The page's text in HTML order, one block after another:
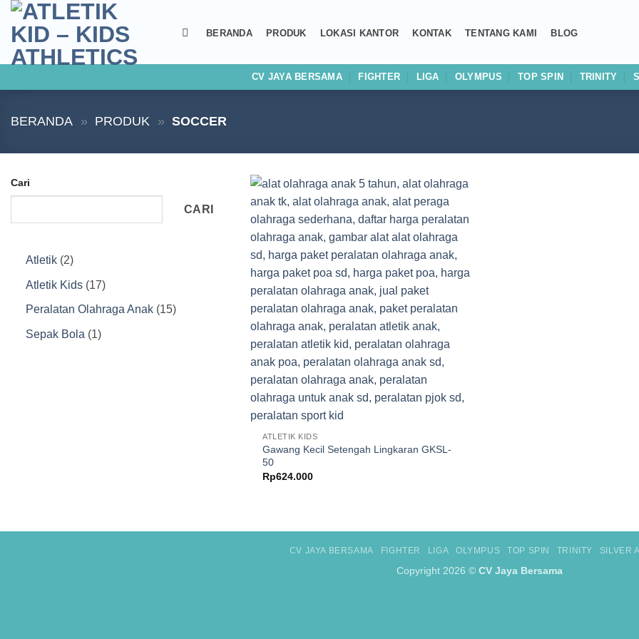
Skip
content
BERANDA PRODUK LOKASI KANTOR KONTAK TENTANG KAMI BLOG
CV JAYA BERSAMA FIGHTER LIGA OLYMPUS TOP SPIN TRINITY
BERANDA » PRODUK » SOCCER
Cari
CARI
Atletik 22
Atletik Kids 1717
Produk
Peralatan Olahraga Anak 1515
Sepak Bola 11
Add to
wishlist
ATLETIK KIDS
Gawang Kecil Setengah Lingkaran GKSL-
50
Rp624.000
CV JAYA BERSAMA FIGHTER LIGA OLYMPUS TOP SPIN TRINITY SILVER
Copyright 2026 © CV Jaya Bersama